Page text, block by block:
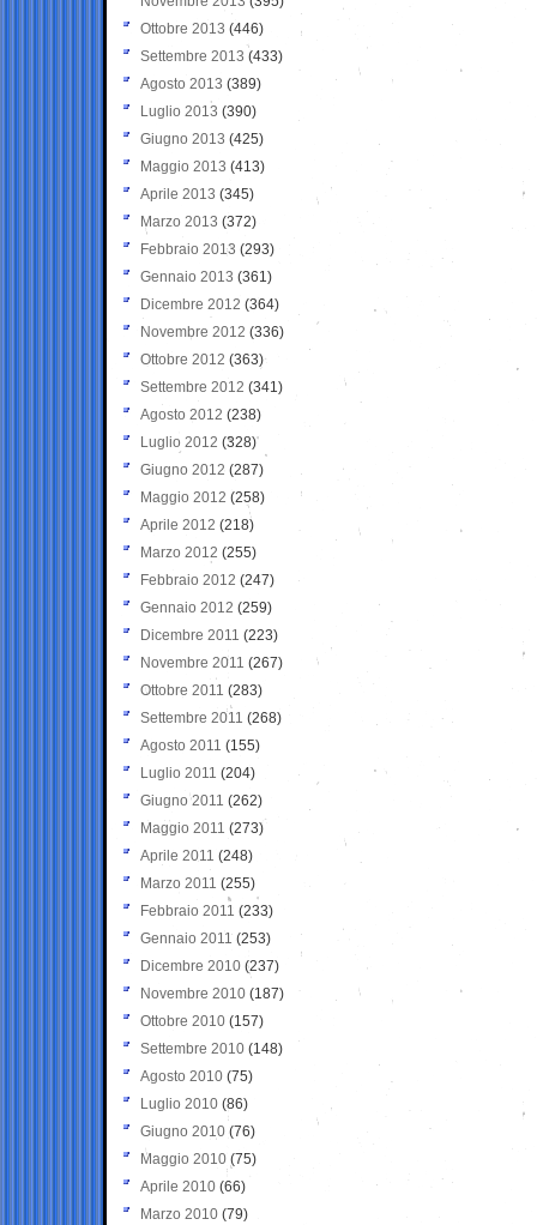
Ottobre 2013 (446)
Settembre 2013 (433)
Agosto 2013 (389)
Luglio 2013 (390)
Giugno 2013 (425)
Maggio 2013 (413)
Aprile 2013 (345)
Marzo 2013 (372)
Febbraio 2013 (293)
Gennaio 2013 (361)
Dicembre 2012 (364)
Novembre 2012 (336)
Ottobre 2012 (363)
Settembre 2012 (341)
Agosto 2012 (238)
Luglio 2012 (328)
Giugno 2012 (287)
Maggio 2012 (258)
Aprile 2012 (218)
Marzo 2012 (255)
Febbraio 2012 (247)
Gennaio 2012 (259)
Dicembre 2011 (223)
Novembre 2011 (267)
Ottobre 2011 (283)
Settembre 2011 (268)
Agosto 2011 (155)
Luglio 2011 (204)
Giugno 2011 (262)
Maggio 2011 (273)
Aprile 2011 (248)
Marzo 2011 (255)
Febbraio 2011 (233)
Gennaio 2011 (253)
Dicembre 2010 (237)
Novembre 2010 (187)
Ottobre 2010 (157)
Settembre 2010 (148)
Agosto 2010 (75)
Luglio 2010 (86)
Giugno 2010 (76)
Maggio 2010 (75)
Aprile 2010 (66)
Marzo 2010 (79)